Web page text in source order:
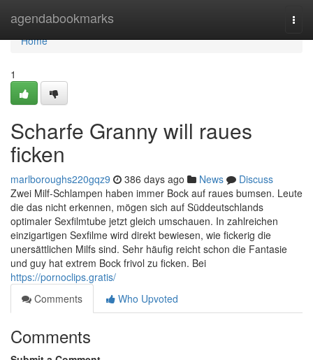
agendabookmarks
Home
Home
1
Scharfe Granny will raues
ficken
marlboroughs220gqz9 386 days ago News
Discuss
Zwei Milf-Schlampen haben immer Bock auf raues bumsen. Leute
die das nicht erkennen, mögen sich auf Süddeutschlands
optimaler Sexfilmtube jetzt gleich umschauen. In zahlreichen
einzigartigen Sexfilme wird direkt bewiesen, wie fickerig die
unersättlichen Milfs sind. Sehr häufig reicht schon die Fantasie
und guy hat extrem Bock frivol zu ficken. Bei
https://pornoclips.gratis/
Comments
Who Upvoted
Comments